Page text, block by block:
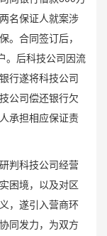
名保证人就案涉
。合同签订后，
。后科技公司因流
行遂将科技公司
公司偿还银行欠
承担相应保证责
判科技公司经营
困境，以及对区
，遂引入营商环
同发力，为双方